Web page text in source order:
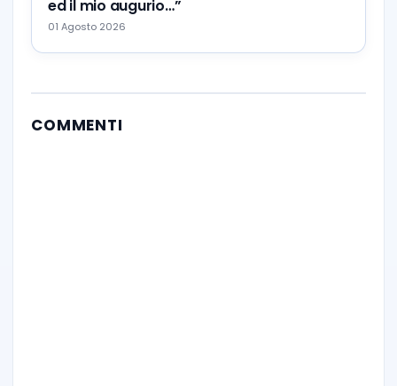
ed il mio augurio…”
01 Agosto 2026
COMMENTI